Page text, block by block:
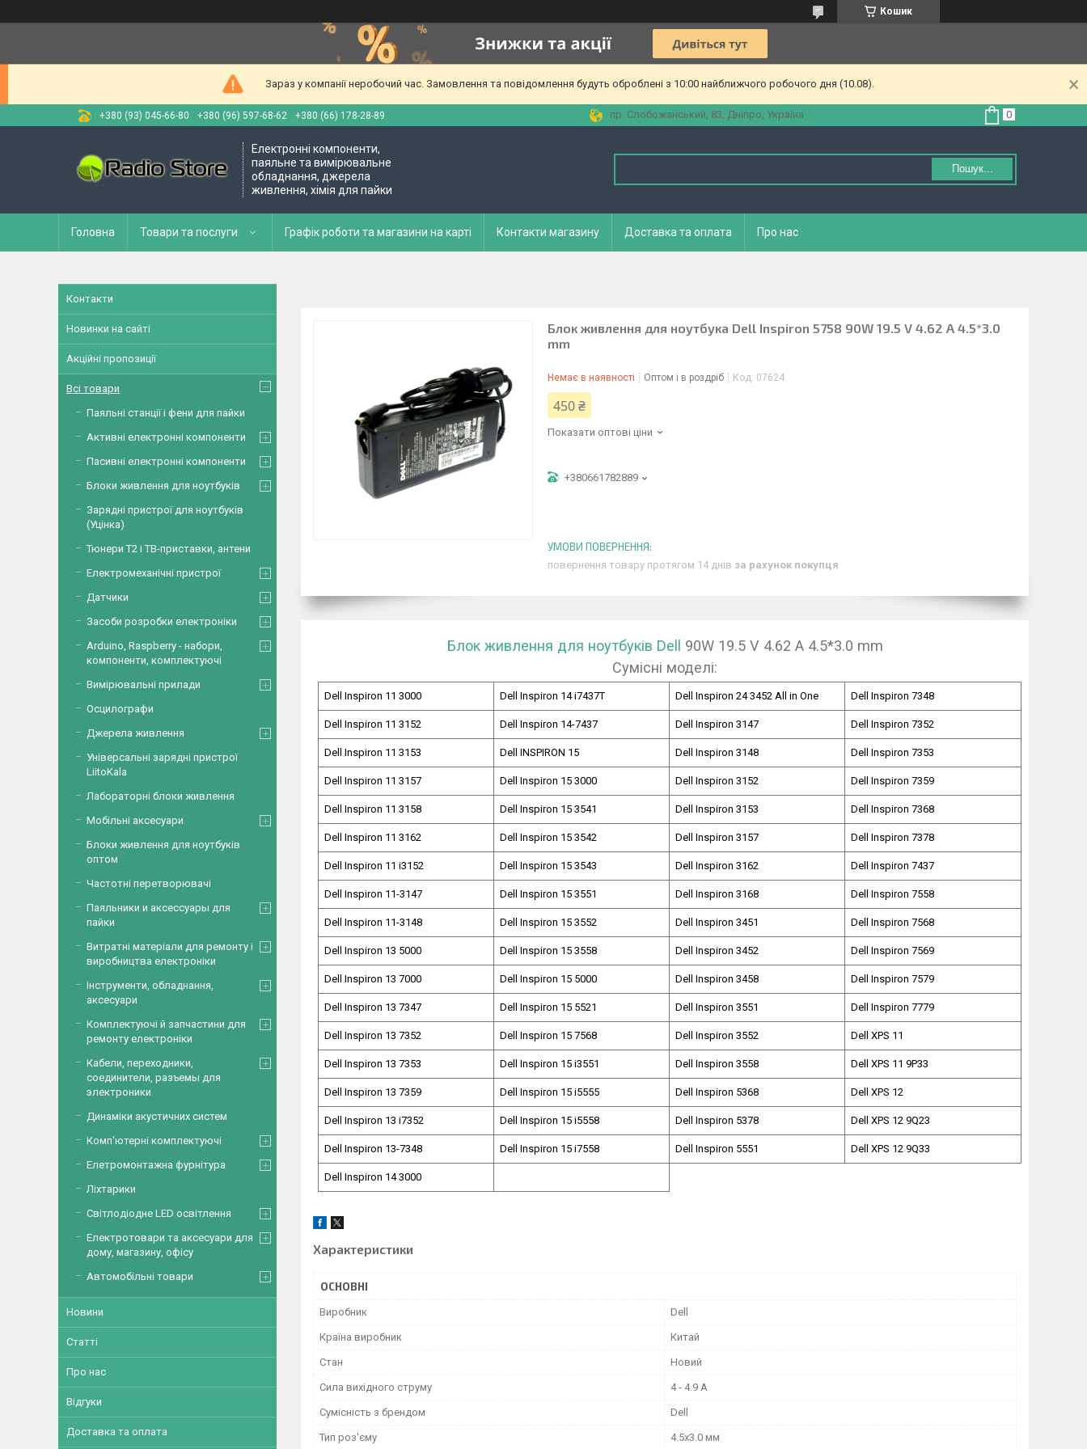
Кошик
Зараз у компанії неробочий час. Замовлення та повідомлення будуть оброблені з 10:00 найближчого робочого дня (10.08).
+380 (93) 045-66-80 +380 (96) 597-68-62 +380 (66) 178-28-89 пр. Слобожанський, 83, Дніпро, Україна
Електронні компоненти,
паяльне та вимірювальне
обладнання, джерела
живлення, хімія для пайки
Пошук...
Головна Товари та послуги Графік роботи та магазини на карті Контакти магазину Доставка та оплата Про нас
Блок живлення для ноутбука Dell Inspiron 5758 90W 19.5 V 4.62 A 4.5*3.0
mm
Немає в наявності Оптом і в роздріб Код: 07624
450 ₴
Показати оптові ціни
+380661782889
повернення товару протягом 14 днів за рахунок покупця
Блок живлення для ноутбуків Dell 90W 19.5 V 4.62 A 4.5*3.0 mm
Сумісні моделі:
Dell Inspiron 11 3000 Dell Inspiron 14 i7437T Dell Inspiron 24 3452 All in One Dell Inspiron 7348
Dell Inspiron 11 3152 Dell Inspiron 14-7437 Dell Inspiron 3147 Dell Inspiron 7352
Dell Inspiron 11 3153 Dell INSPIRON 15 Dell Inspiron 3148 Dell Inspiron 7353
Dell Inspiron 11 3157 Dell Inspiron 15 3000 Dell Inspiron 3152 Dell Inspiron 7359
Dell Inspiron 11 3158 Dell Inspiron 15 3541 Dell Inspiron 3153 Dell Inspiron 7368
Dell Inspiron 11 3162 Dell Inspiron 15 3542 Dell Inspiron 3157 Dell Inspiron 7378
Dell Inspiron 11 i3152 Dell Inspiron 15 3543 Dell Inspiron 3162 Dell Inspiron 7437
Dell Inspiron 11-3147 Dell Inspiron 15 3551 Dell Inspiron 3168 Dell Inspiron 7558
Dell Inspiron 11-3148 Dell Inspiron 15 3552 Dell Inspiron 3451 Dell Inspiron 7568
Dell Inspiron 13 5000 Dell Inspiron 15 3558 Dell Inspiron 3452 Dell Inspiron 7569
Dell Inspiron 13 7000 Dell Inspiron 15 5000 Dell Inspiron 3458 Dell Inspiron 7579
Dell Inspiron 13 7347 Dell Inspiron 15 5521 Dell Inspiron 3551 Dell Inspiron 7779
Dell Inspiron 13 7352 Dell Inspiron 15 7568 Dell Inspiron 3552 Dell XPS 11
Dell Inspiron 13 7353 Dell Inspiron 15 i3551 Dell Inspiron 3558 Dell XPS 11 9P33
Dell Inspiron 13 7359 Dell Inspiron 15 i5555 Dell Inspiron 5368 Dell XPS 12
Dell Inspiron 13 i7352 Dell Inspiron 15 i5558 Dell Inspiron 5378 Dell XPS 12 9Q23
Dell Inspiron 13-7348 Dell Inspiron 15 i7558 Dell Inspiron 5551 Dell XPS 12 9Q33
Dell Inspiron 14 3000
Характеристики
ОСНОВНІ
Виробник Dell
Країна виробник Китай
Стан Новий
Сила вихідного струму 4 - 4.9 А
Сумісність з брендом Dell
Тип роз'єму 4.5x3.0 мм
Контакти
Новинки на сайті
Акційні пропозиції
Всі товари
Паяльні станції і фени для пайки
Активні електронні компоненти
Пасивні електронні компоненти
Блоки живлення для ноутбуків
Зарядні пристрої для ноутбуків
(Уцінка)
Тюнери Т2 і ТВ-приставки, антени
Електромеханічні пристрої
Датчики
Засоби розробки електроніки
Arduino, Raspberry - набори,
компоненти, комплектуючі
Вимірювальні прилади
Осцилографи
Джерела живлення
Універсальні зарядні пристрої
LiitoKala
Лабораторні блоки живлення
Мобільні аксесуари
Блоки живлення для ноутбуків
оптом
Частотні перетворювачі
Паяльники и аксессуары для
пайки
Витратні матеріали для ремонту і
виробництва електроніки
Інструменти, обладнання,
аксесуари
Комплектуючі й запчастини для
ремонту електроніки
Кабели, переходники,
соединители, разъемы для
электроники
Динаміки акустичних систем
Комп'ютерні комплектуючі
Елетромонтажна фурнітура
Ліхтарики
Світлодіодне LED освітлення
Електротовари та аксесуари для
дому, магазину, офісу
Автомобільні товари
Новини
Статті
Про нас
Відгуки
Доставка та оплата